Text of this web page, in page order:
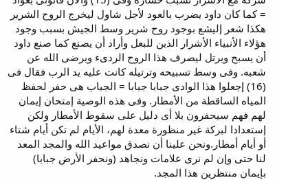
= كما كان داود يضرب بالعود لأجل شاول ليخرج الروح الشرير
هكذا شعر إليشع بوجود روح شرير وسط الجيش بسبب وجود
هؤلاء الأنبياء الأشرار الذين للبعل وأراد أن يصنع كما صنع داود
أن يسبح ويرتل ليصرف هذا الروح الردىء ويرضى الله عن
شعبه. وفى وسط تسبيحه وترتيله كانت عليه يد الرب فقال فى
(16) إجعلوا هذا الوادى جبابا جبابا = الجباب هى حفر لحفظ
المياه الساقطة من الأمطار. وفى هذه الوصية إمتحان إيمان
لهم فهم سيحفرون بلا أى دليل على سقوط الأمطار ولكن
إستعدادا لبركة غير منظورة معدة لهم، الأيام لم تكن أيام شتاء
أو أيام أمطار.ونحن علينا أن نصدق مواعيد الله والمجد المعد
لنا حتى وإن لم نرى علامات ونجاهد (ونحفر الأرض جبابا)
بإيمان منتظرين هذا المجد.